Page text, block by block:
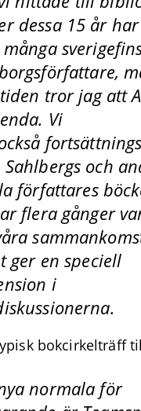
dessa 15 år
tror jag att
Vi
Sahlbergs och
författares
flera gånger
ger en speciell
i
bokcirkelträff
normala för